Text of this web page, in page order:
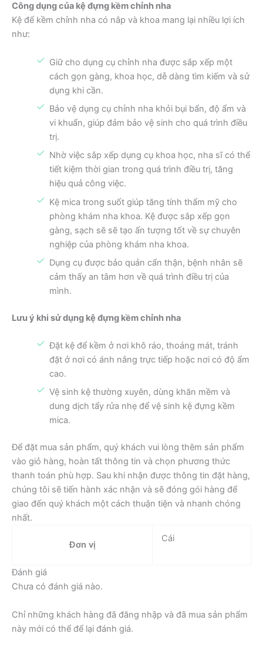
Công dụng của kệ đựng kềm chỉnh nha
Kệ để kềm chỉnh nha có nắp và khoa mang lại nhiều lợi ích
như:
Giữ cho dụng cụ chỉnh nha được sắp xếp một
cách gọn gàng, khoa học, dễ dàng tìm kiếm và sử
dụng khi cần.
Bảo vệ dụng cụ chỉnh nha khỏi bụi bẩn, độ ẩm và
vi khuẩn, giúp đảm bảo vệ sinh cho quá trình điều
trị.
Nhờ việc sắp xếp dụng cụ khoa học, nha sĩ có thể
tiết kiệm thời gian trong quá trình điều trị, tăng
hiệu quả công việc.
Kệ mica trong suốt giúp tăng tính thẩm mỹ cho
phòng khám nha khoa. Kệ được sắp xếp gọn
gàng, sạch sẽ sẽ tạo ấn tượng tốt về sự chuyên
nghiệp của phòng khám nha khoa.
Dụng cụ được bảo quản cẩn thận, bệnh nhân sẽ
cảm thấy an tâm hơn về quá trình điều trị của
mình.
Lưu ý khi sử dụng kệ đựng kềm chỉnh nha
Đặt kệ để kềm ở nơi khô ráo, thoáng mát, tránh
đặt ở nơi có ánh nắng trực tiếp hoặc nơi có độ ẩm
cao.
Vệ sinh kệ thường xuyên, dùng khăn mềm và
dung dịch tẩy rửa nhẹ để vệ sinh kệ đựng kềm
mica.
Để đặt mua sản phẩm, quý khách vui lòng thêm sản phẩm
vào giỏ hàng, hoàn tất thông tin và chọn phương thức
thanh toán phù hợp. Sau khi nhận được thông tin đặt hàng,
chúng tôi sẽ tiến hành xác nhận và sẽ đóng gói hàng để
giao đến quý khách một cách thuận tiện và nhanh chóng
nhất.
Đơn vị
Cái
Đánh giá
Chưa có đánh giá nào.
Chỉ những khách hàng đã đăng nhập và đã mua sản phẩm
này mới có thể để lại đánh giá.